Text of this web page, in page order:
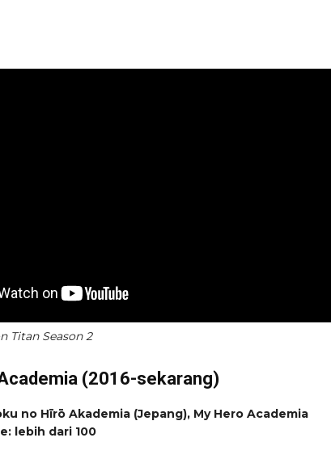
Titan Season 2
(2016-sekarang)
no Hīrō Akademia (Jepang), My Hero Academia
lebih dari 100